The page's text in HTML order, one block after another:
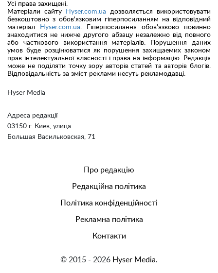
Hyser Media
Адреса редакції
03150 г. Киев, улица
Большая Васильковская, 71
Усі права захищені.
Матеріали сайту
Hyser.com.ua дозволяється використовувати
безкоштовно з обов'язковим гіперпосиланням на відповідний
матеріал
Hyser.com.ua. Гіперпосилання обов'язково повинно
знаходитися не нижче другого абзацу незалежно від повного
або часткового використання матеріалів. Порушення даних
умов буде розцінюватися як порушення захищаемих законом
прав інтелектуальної власності і права на інформацію. Редакція
може не поділяти точку зору авторів статей та авторів блогів.
Відповідальність за зміст реклами несуть рекламодавці.
Про редакцію
Редакційна політика
Політика конфіденційності
Рекламна політика
Контакти
© 2015 - 2026 Hyser Media.